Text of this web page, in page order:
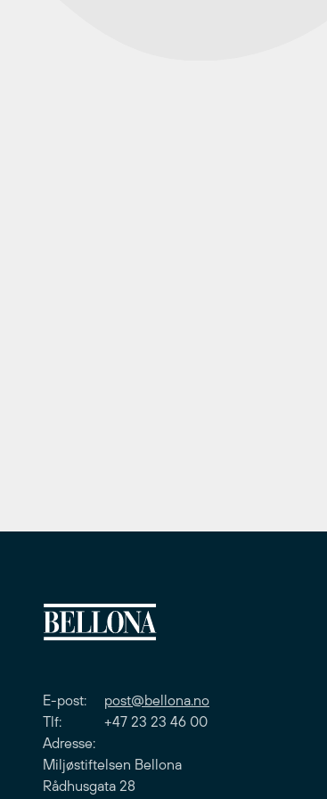
E-post: post@bellona.no
Tlf: +47 23 23 46 00
Adresse:
Miljøstiftelsen Bellona
Rådhusgata 28